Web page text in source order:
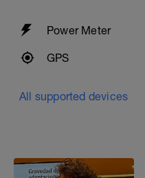
Power Meter
GPS
All supported devices